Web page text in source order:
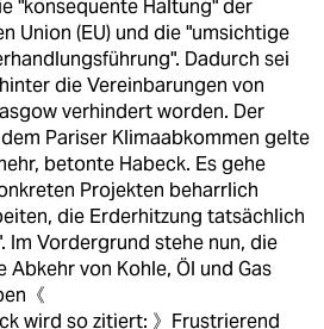
"konsequente Haltung" der
Union (EU) und die "umsichtige
Dadurch sei
die Vereinbarungen von
verhindert worden. Der
Pariser Klimaabkommen gelte
betonte Habeck. Es gehe
Projekten beharrlich
die Erderhitzung tatsächlich
Im Vordergrund stehe nun, die
Abkehr von Kohle, Öl und Gas
《
wird so zitiert: 》Frustrierend